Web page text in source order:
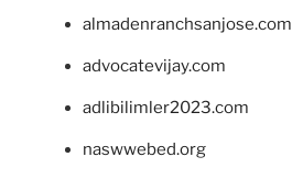
almadenranchsanjose.com
advocatevijay.com
adlibilimler2023.com
naswwebed.org